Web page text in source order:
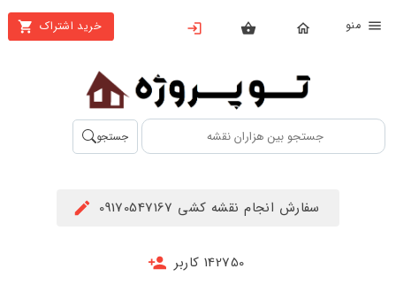
خرید اشتراک
بستن
محصولات
تهیه
اشتراک
جستجو
سفارش انجام نقشه کشی 09170547167
142750 کاربر